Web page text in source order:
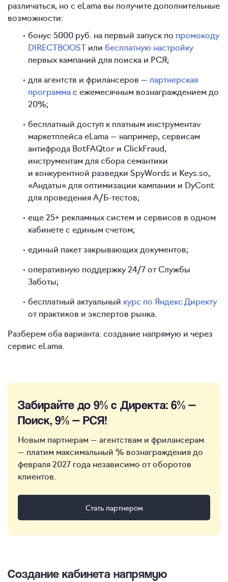
различаться, но с eLama вы получите дополнительные
возможности:
бонус 5000 руб. на первый запуск по промокоду
DIRECTBOOST или бесплатную настройку
первых кампаний для поиска и РСЯ;
для агентств и фрилансеров — партнерская
программас ежемесячным вознаграждением до
20%;
бесплатный доступ к платным инструментаv
маркетплейса eLama — например, сервисам
антифрода BotFAQtor и ClickFraud,
инструментам для сбора семантики
и конкурентной разведки SpyWords и Keys.so,
«Андаты» для оптимизации кампании и DyCont
для проведения А/Б-тестов;
еще 25+ рекламных систем и сервисов в одном
кабинете с единым счетом;
единый пакет закрывающих документов;
оперативную поддержку 24/7 от Службы
Заботы;
бесплатный актуальный курс по Яндекс Директу
от практиков и экспертов рынка.
Разберем оба варианта: создание напрямую и через
сервис eLama.
Забирайте до 9% с Директа: 6% —
Поиск, 9% — РСЯ!
Новым партнерам — агентствам и фрилансерам
— платим максимальный % вознаграждения до
февраля 2027 года независимо от оборотов
клиентов.
Стать партнером
Создание кабинета напрямую